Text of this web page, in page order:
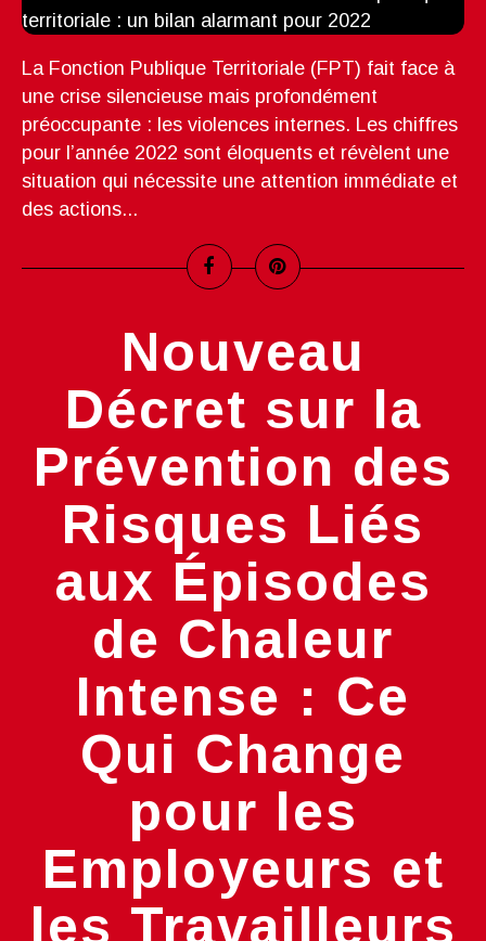
La Fonction Publique Territoriale (FPT) fait face à
une crise silencieuse mais profondément
préoccupante : les violences internes. Les chiffres
pour l’année 2022 sont éloquents et révèlent une
situation qui nécessite une attention immédiate et
des actions...
Nouveau
Décret sur la
Prévention des
Risques Liés
aux Épisodes
de Chaleur
Intense : Ce
Qui Change
pour les
Employeurs et
les Travailleurs